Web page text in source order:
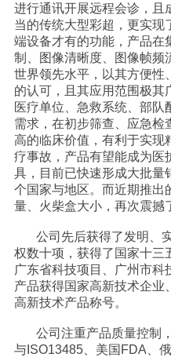
进行通讯开展远程会诊，且
当的传统大型彩超，更实现
端设备才有的功能，产品在
制、图像清晰度、图像帧频
世界领先水平，以其方便性
的认可，且其应用范围极其
医疗单位、急救系统、部队
需求，在初步筛查、应急检
高的临床价值，有利于实现
疗事故，产品有望能成为医
具，目前已快速形成大批量
个国家与地区。而近期推出
量、火柴盒大小，再次震撼
公司先后获得了发明、
权数十项，获得了国家十三
广东省科技项目、广州市科
产品获得国家高新技术企业
高新技术产品称号。
公司注重产品质量控制
与ISO13485、美国FDA、